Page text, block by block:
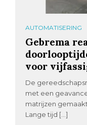
AUTOMATISERING
Gebrema
voor
De
met een
matrijzen
Lange tijd […]